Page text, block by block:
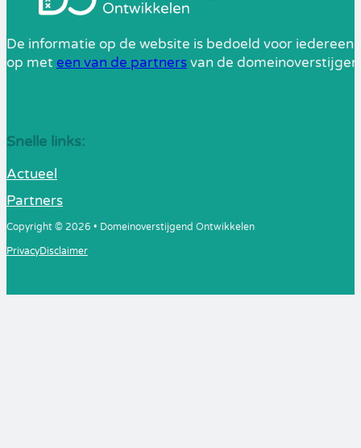
De informatie op de website is bedoeld voor
op met een van de partnersvan de
Snelle links:
Actueel
Partners
Copyright © 2026 • Domeinoverstijgend Ontwikkelen
PrivacyDisclaimer